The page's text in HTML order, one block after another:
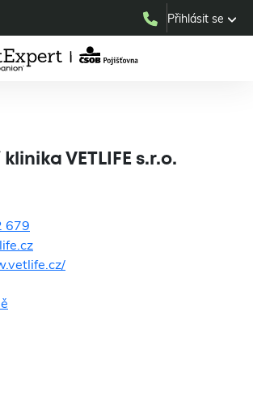
Přihlásit se
VETLIFE s.r.o.
679